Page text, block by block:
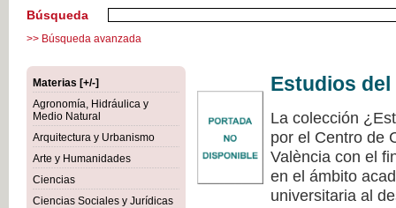
Búsqueda
>> Búsqueda avanzada
Materias [+/-]
Agronomía, Hidráulica y
Medio Natural
Arquitectura y Urbanismo
Arte y Humanidades
Ciencias
Ciencias Sociales y Jurídicas
Estudios
La colección
por el Centro de
València con el
en el ámbito
universitaria al